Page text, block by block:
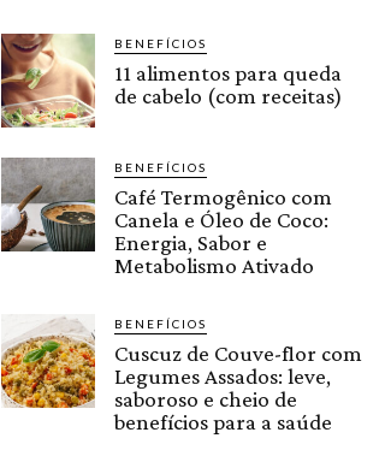
BENEFÍCIOS
11 alimentos para queda
de cabelo (com receitas)
BENEFÍCIOS
Café Termogênico com
Canela e Óleo de Coco:
Energia, Sabor e
Metabolismo Ativado
BENEFÍCIOS
Cuscuz de Couve-flor com
Legumes Assados: leve,
saboroso e cheio de
benefícios para a saúde